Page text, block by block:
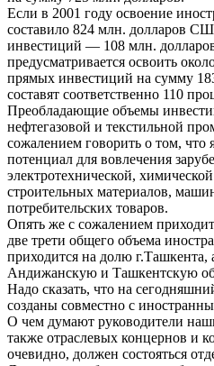
Если в 2001 году освоение
составило 824 млн. долларов
инвестиций — 108 млн.
предусматривается освоить
прямых инвестиций на сумму
составят соответственно 110
Преобладающие объемы
нефтегазовой и текстильной
сожалением говорить о том, что
потенциал для вовлечения
электротехнической,
строительных материалов,
потребительских товаров.
Опять же с сожалением
две трети общего объема
приходится на долю
Андижанскую и Ташкентскую
Надо сказать, что на
созданы совместно с
О чем думают руководители
также отраслевых концернов и
очевидно, должен состояться